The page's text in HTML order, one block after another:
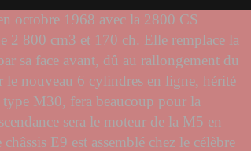
octobre 1968 avec la 2800 CS
2 800 cm3 et 170 ch. Elle remplace la
sa face avant, dû au rallongement du
nouveau 6 cylindres en ligne, hérité
M30, fera beaucoup pour la
sera le moteur de la M5 en
E9 est assemblé chez le célèbre